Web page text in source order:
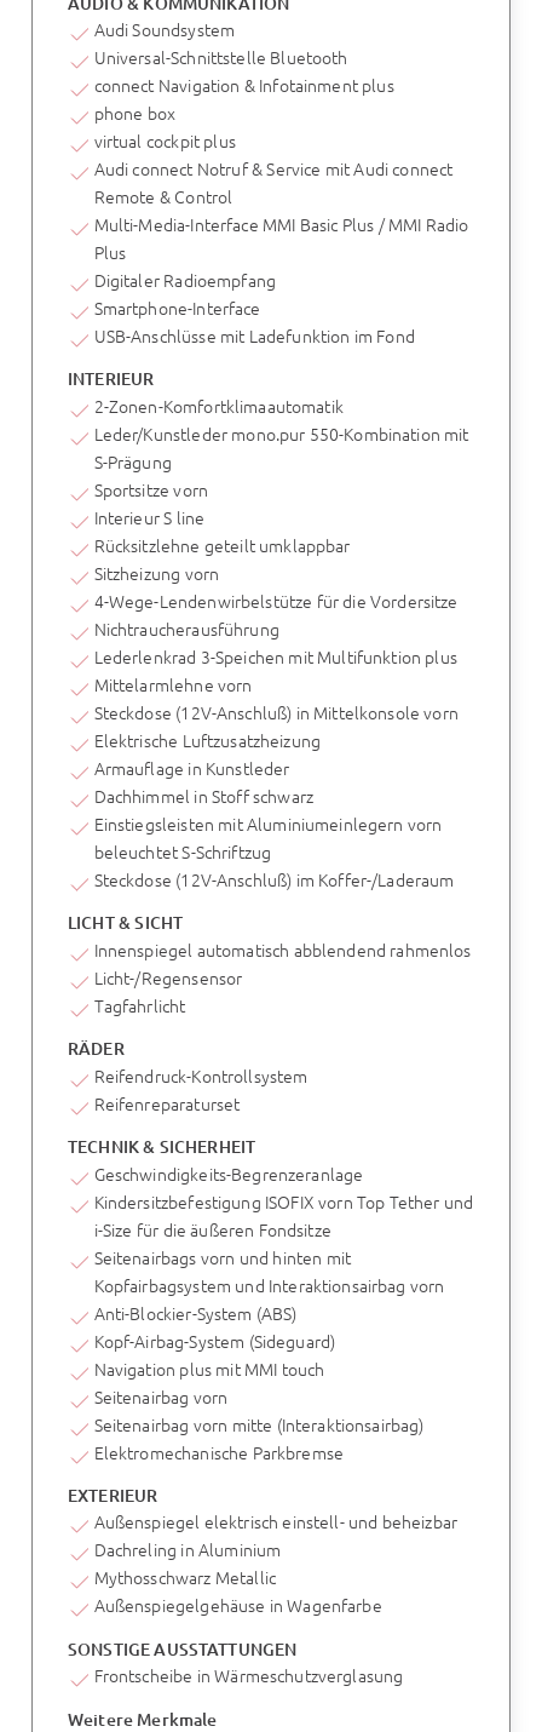
Audi Soundsystem
Universal-Schnittstelle Bluetooth
connect Navigation & Infotainment plus
phone box
virtual cockpit plus
Audi connect Notruf & Service mit Audi connect
Remote & Control
Multi-Media-Interface MMI Basic Plus / MMI Radio
Plus
Digitaler Radioempfang
Smartphone-Interface
USB-Anschlüsse mit Ladefunktion im Fond
INTERIEUR
2-Zonen-Komfortklimaautomatik
Leder/Kunstleder mono.pur 550-Kombination mit
S-Prägung
Sportsitze vorn
Interieur S line
Rücksitzlehne geteilt umklappbar
Sitzheizung vorn
4-Wege-Lendenwirbelstütze für die Vordersitze
Nichtraucherausführung
Lederlenkrad 3-Speichen mit Multifunktion plus
Mittelarmlehne vorn
Steckdose (12V-Anschluß) in Mittelkonsole vorn
Elektrische Luftzusatzheizung
Armauflage in Kunstleder
Dachhimmel in Stoff schwarz
Einstiegsleisten mit Aluminiumeinlegern vorn
beleuchtet S-Schriftzug
Steckdose (12V-Anschluß) im Koffer-/Laderaum
LICHT & SICHT
Innenspiegel automatisch abblendend rahmenlos
Licht-/Regensensor
Tagfahrlicht
RÄDER
Reifendruck-Kontrollsystem
Reifenreparaturset
TECHNIK & SICHERHEIT
Geschwindigkeits-Begrenzeranlage
Kindersitzbefestigung ISOFIX vorn Top Tether und
i-Size für die äußeren Fondsitze
Seitenairbags vorn und hinten mit
Kopfairbagsystem und Interaktionsairbag vorn
Anti-Blockier-System (ABS)
Kopf-Airbag-System (Sideguard)
Navigation plus mit MMI touch
Seitenairbag vorn
Seitenairbag vorn mitte (Interaktionsairbag)
Elektromechanische Parkbremse
EXTERIEUR
Außenspiegel elektrisch einstell- und beheizbar
Dachreling in Aluminium
Mythosschwarz Metallic
Außenspiegelgehäuse in Wagenfarbe
SONSTIGE AUSSTATTUNGEN
Frontscheibe in Wärmeschutzverglasung
Weitere Merkmale